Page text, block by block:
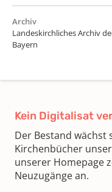
Archiv
Landeskirchliches Archiv
Bayern
Kein Digitalisat
Der Bestand wächst
Kirchenbücher
unserer Homepage
Neuzugänge an.